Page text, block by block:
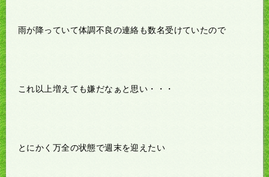
雨が降っていて体調不良の連絡も数名受けていたので
これ以上増えても嫌だなぁと思い・・・
とにかく万全の状態で週末を迎えたい